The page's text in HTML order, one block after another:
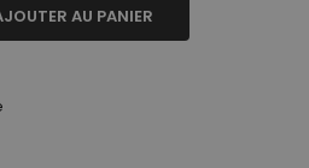
AU PANIER